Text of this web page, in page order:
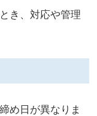
き、対応や管理
め日が異なりま